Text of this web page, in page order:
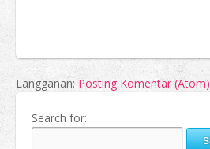
Langganan:Posting Komentar (Atom)
Search for: